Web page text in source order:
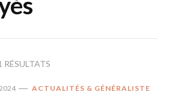
ACTUALITÉS & GÉNÉRALISTE